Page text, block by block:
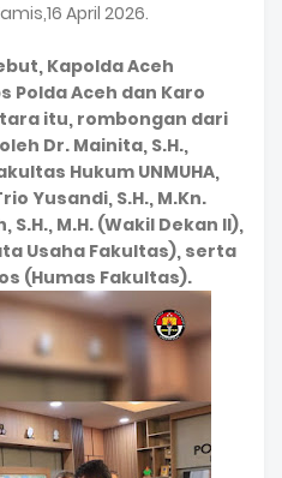
April 2026.
Kapolda Aceh
Polda Aceh dan Karo
itu, rombongan dari
Dr. Mainita, S.H.,
Hukum UNMUHA,
Yusandi, S.H., M.Kn.
M.H. (Wakil Dekan II),
Usaha Fakultas), serta
(Humas Fakultas).